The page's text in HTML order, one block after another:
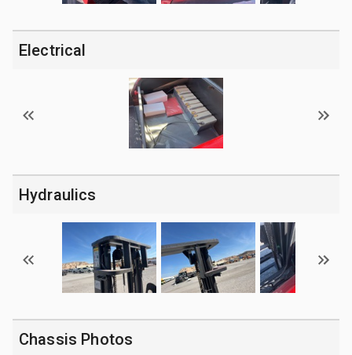
Electrical
Hydraulics
Chassis Photos